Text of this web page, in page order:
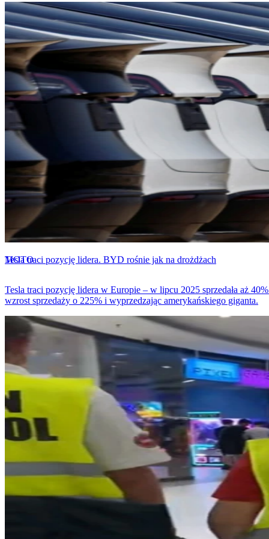
MOTO
Tesla traci pozycję lidera. BYD rośnie jak na drożdżach
Tesla traci pozycję lidera w Europie – w lipcu 2025 sprzedała aż
wzrost sprzedaży o 225% i wyprzedzając amerykańskiego giganta.